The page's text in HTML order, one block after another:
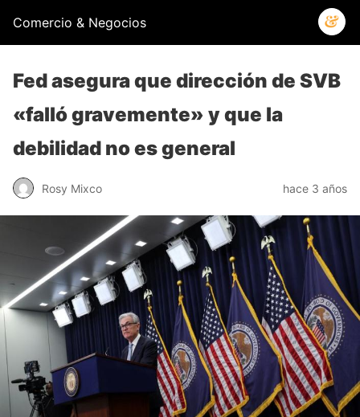
Comercio & Negocios
Fed asegura que dirección de SVB
«falló gravemente» y que la
debilidad no es general
Rosy Mixco hace 3 años